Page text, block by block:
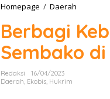
Homepage / Daerah
r
b
a
g
Berbagi
Sembako
Redaksi
16/04/2023
Daerah Ekobis Hukrim